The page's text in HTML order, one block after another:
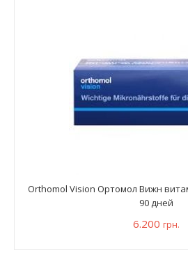
Orthomol Vision Ортомол Вижн
90 дней
6.200 грн.